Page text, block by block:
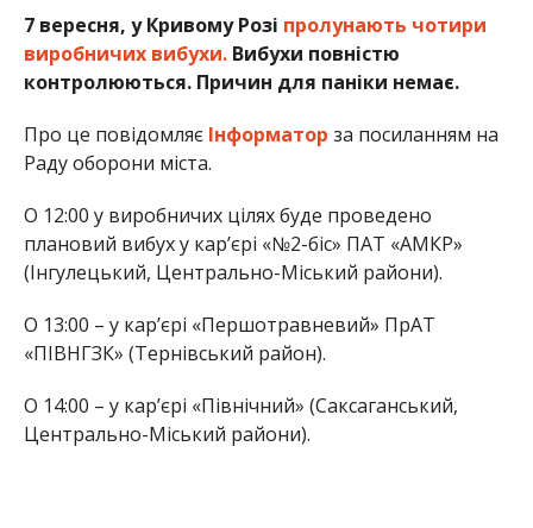
7 вересня, у Кривому Розі пролунають чотири
виробничих вибухи.Вибухи повністю
контролюються. Причин для паніки немає.
Про це повідомляє Інформатор за посиланням на
Раду оборони міста.
О 12:00 у виробничих цілях буде проведено
плановий вибух у кар’єрі «№2-біс» ПАТ «АМКР»
(Інгулецький, Центрально-Міський райони).
О 13:00 – у кар’єрі «Першотравневий» ПрАТ
«ПІВНГЗК» (Тернівський район).
О 14:00 – у кар’єрі «Північний» (Саксаганський,
Центрально-Міський райони).